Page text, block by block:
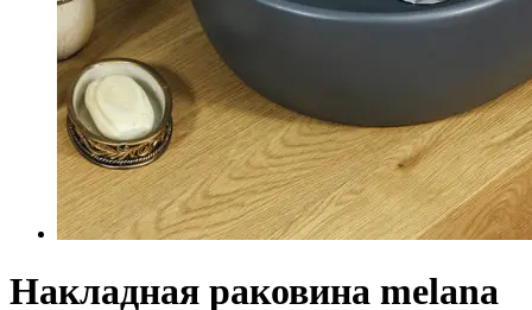
Накладная раковина melana